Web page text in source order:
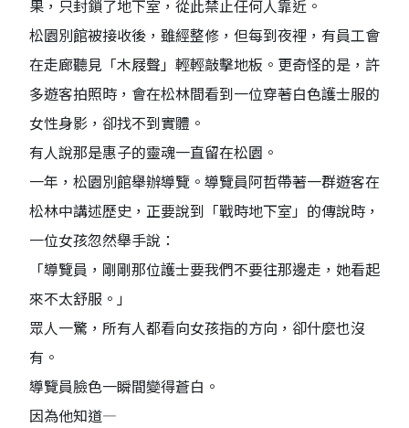
果，只封鎖了地下室，從此禁止任何人靠近。
松園別館被接收後，雖經整修，但每到夜裡，有員工會
在走廊聽見「木屐聲」輕輕敲擊地板。更奇怪的是，許
多遊客拍照時，會在松林間看到一位穿著白色護士服的
女性身影，卻找不到實體。
有人說那是惠子的靈魂一直留在松園。
一年，松園別館舉辦導覽。導覽員阿哲帶著一群遊客在
松林中講述歷史，正要說到「戰時地下室」的傳說時，
一位女孩忽然舉手說：
「導覽員，剛剛那位護士要我們不要往那邊走，她看起
來不太舒服。」
眾人一驚，所有人都看向女孩指的方向，卻什麼也沒
有。
導覽員臉色一瞬間變得蒼白。
因為他知道—